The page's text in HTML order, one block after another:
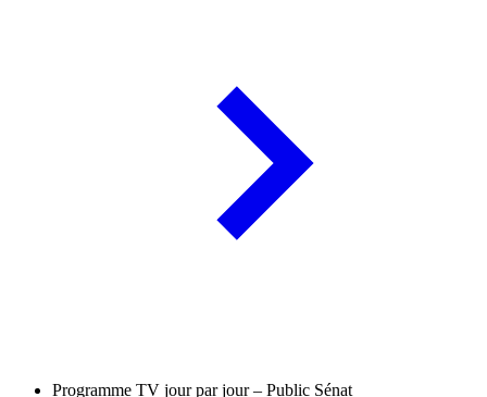
Programme TV jour par jour – Public Sénat